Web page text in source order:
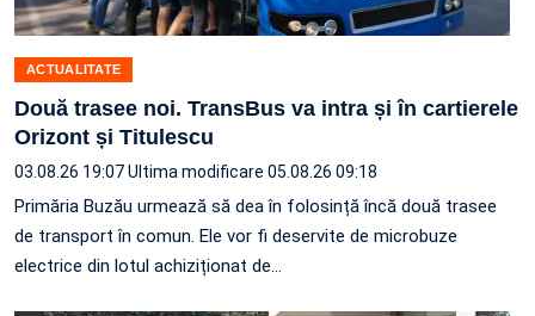
ACTUALITATE
Două trasee noi. TransBus va intra și în cartierele
Orizont și Titulescu
03.08.26 19:07Ultima modificare 05.08.26 09:18
Primăria Buzău urmează să dea în folosință încă două trasee
de transport în comun. Ele vor fi deservite de microbuze
electrice din lotul achiziționat de…